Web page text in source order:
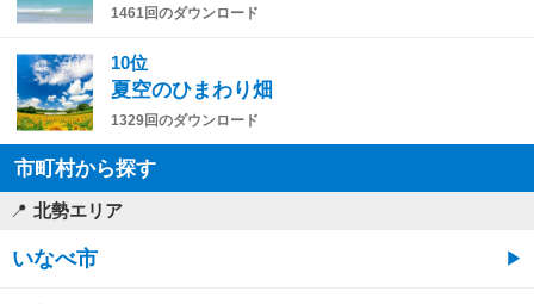
1461回のダウンロード
10位
夏空のひまわり畑
1329回のダウンロード
市町村から探す
北勢エリア
いなべ市